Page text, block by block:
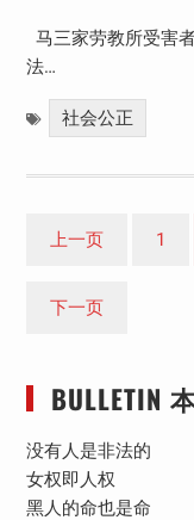
马三家劳教所受害
法…
社会公正
上一页 1
下一页
BULLETIN
没有人是非法的
女权即人权
黑人的命也是命